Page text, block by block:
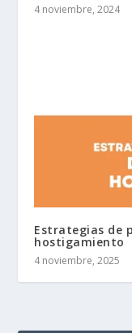
4 noviembre, 2024
Estrategias de
hostigamiento
4 noviembre, 2025